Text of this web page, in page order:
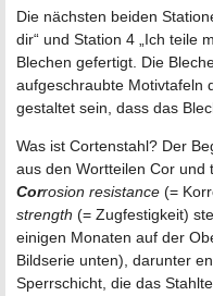
Die nächsten beiden
dir“ und Station 4 „Ich teile
Blechen gefertigt. Die
aufgeschraubte Motivtafeln
gestaltet sein, dass das
Was ist Cortenstahl? Der
aus den Wortteilen Cor und
Corrosion resistance (=
strength (= Zugfestigkeit)
einigen Monaten auf der
Bildserie unten), darunter
Sperrschicht, die das